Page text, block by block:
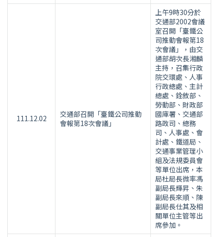
111.12.02
交通部召開「臺鐵公司推動
會報第18次會議」
上午9時30分於
交通部2002會議
室召開「臺鐵公
司推動會報第18
次會議」，由交
通部胡次長湘麟
主持，召集行政
院交環處、人事
行政總處、主計
總處、銓敘部、
勞動部、財政部
國庫署、交通部
路政司、總務
司、人事處、會
計處、鐵道局、
交通事業管理小
組及法規委員會
等單位出席，本
局杜局長微率馮
副局長輝昇、朱
副局長來順、陳
副局長仕其及相
關單位主管等出
席參加。